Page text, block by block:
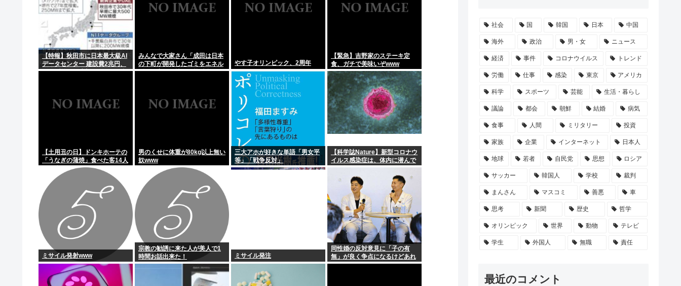
日本人の人口が42年ぶり1億2千万人割れ…91万人減の1億197...
【画像】ひなこのーと作者、またも一線を超える(朝活～くぱぁ)ww... 38歳の兄が実家におるんやが、7年くらいニートしとる。親が死んだ...
【特報】秋田市に日本最大級AI
データセンター 建設費2兆円、
アラブ首長国連邦（UAE）が投
みんなで大家さん「成田は日本
の下町が開発したゴミをエネル
ギーに変える技術と核融合発電
やす子オリンピック、2周年
【緊急】吉野家のステーキ定
食、ガチで美味いぞwww
【土用丑の日】ドンキホーテの
「うなぎの蒲焼」食べた客14人
男のくせに体重が80kg以上無い
奴www
三大アホが好きな単語「男女平
等」「戦争反対」
【科学誌Nature】新型コロナウ
イルス感染症は、体内に潜んで
いる無数の休眠ウイルスを再活
性化し、人々に重篤な病気を引
き起こす
ミサイル発射www
宗教の勧誘に来た人が美人で1
時間お話出来た！
ミサイル発注
同性婚の反対意見に「子の有
無」が良く争点になるけどあれ
なに？
社会 国 韓国 日本 中国
海外 政治 男・女 ニュース
経済 事件 コロナウイルス トレンド
労働 仕事 感染 東京 アメリカ
科学 スポーツ 芸能 生活・暮らし
議論 都会 朝鮮 結婚 病気
食事 人間 ミリタリー 投資
家族 企業 インターネット 日本人
地球 若者 自民党 思想 ロシア
サッカー 韓国人 学校 裁判
まんさん マスコミ 善悪 車
思考 新聞 歴史 哲学
オリンピック 世界 動物 テレビ
学生 外国人 無職 責任
最近のコメント